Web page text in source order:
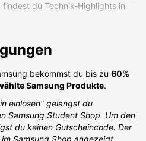
findest du Technik-Highlights in
!
sich also, immer mal wieder
zu entdecken! Dazu
, wie z. B. das Samsung
Ultra, Galaxy A56, das Galaxy Z
bekommst du bis zu 60%
Samsung Produkte.
einlösen" gelangst du
Samsung Student Shop. Um den
du keinen Gutscheincode. Der